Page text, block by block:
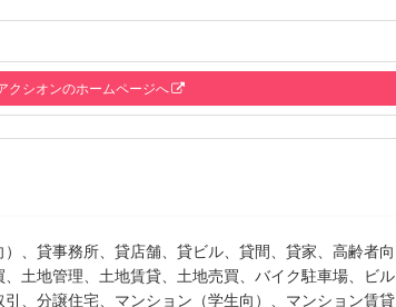
クシオンのホームページへ
、貸事務所、貸店舗、貸ビル、貸間、貸家、高齢者向
土地管理、土地賃貸、土地売買、バイク駐車場、ビル
、分譲住宅、マンション（学生向）、マンション賃貸